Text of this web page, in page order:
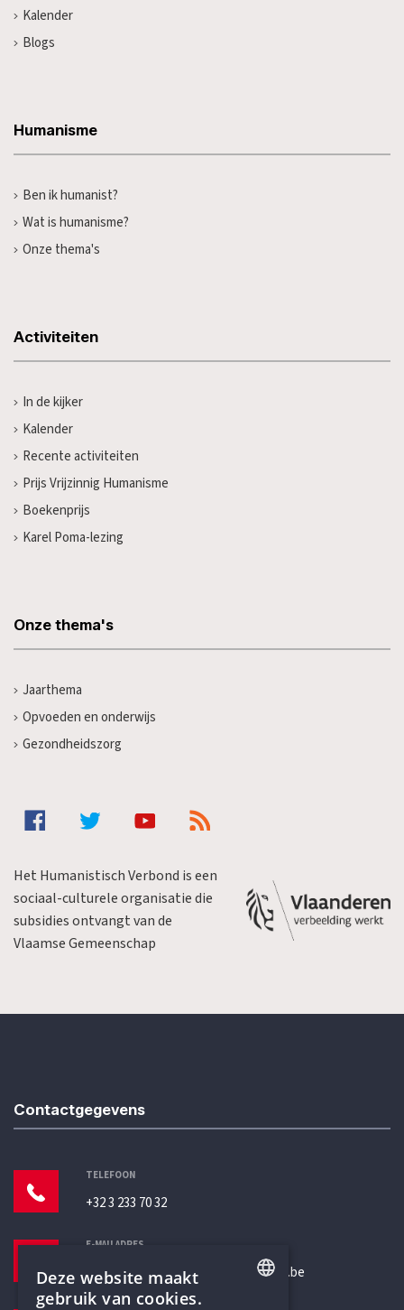
Kalender
Blogs
Humanisme
Ben ik humanist?
Wat is humanisme?
Onze thema's
Activiteiten
In de kijker
Kalender
Recente activiteiten
Prijs Vrijzinnig Humanisme
Boekenprijs
Karel Poma-lezing
Onze thema's
Jaarthema
Opvoeden en onderwijs
Gezondheidszorg
Het Humanistisch Verbond is een
sociaal-culturele organisatie die
subsidies ontvangt van de
Vlaamse Gemeenschap
Contactgegevens
TELEFOON
+32 3 233 70 32
E-MAILADRES
secretariaat@humanistischverbond.be
Deze website maakt
gebruik van cookies.